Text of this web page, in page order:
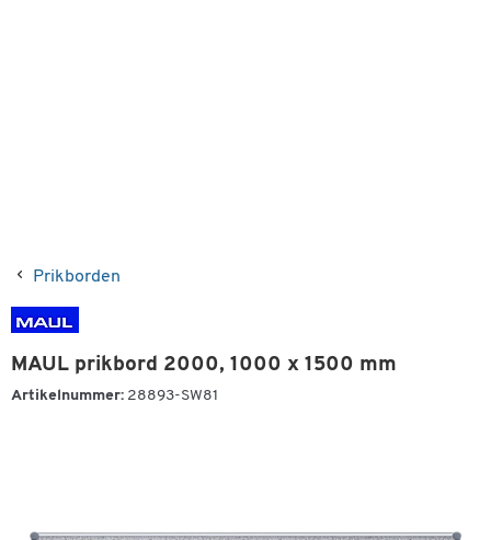
Prikborden
MAUL prikbord 2000, 1000 x 1500 mm
Artikelnummer: 28893-SW81